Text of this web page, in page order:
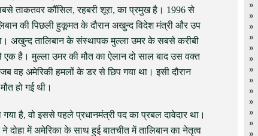
ताकतवर कौंसिल, रहबरी शूरा, का प्रमुख है। 1996 से
की पिछली हुकूमत के दौरान अखुन्द विदेश मंत्री और उप
अखुन्द तालिबान के संस्थापक मुल्ला उमर के सबसे करीबी
एक है। मुल्ला उमर की मौत का ऐलान दो साल बाद उस वक्त
वह अमेरिकी हमलों के डर से छिप गया था। इसी दौरान
हो गई थी।
है, वो इससे पहले प्रधानमंत्री पद का प्रबल दावेदार था।
दोहा में अमेरिका के साथ हुई बातचीत में तालिबान का नेतृत्व